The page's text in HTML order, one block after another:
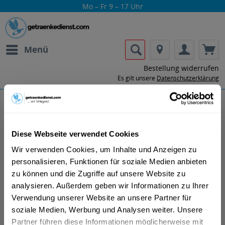
Diese Webseite verwendet Cookies
Wir verwenden Cookies, um Inhalte und Anzeigen zu
personalisieren, Funktionen für soziale Medien anbieten
zu können und die Zugriffe auf unsere Website zu
analysieren. Außerdem geben wir Informationen zu Ihrer
Verwendung unserer Website an unsere Partner für
soziale Medien, Werbung und Analysen weiter. Unsere
Partner führen diese Informationen möglicherweise mit
Mo – Fr 9 – 17 Uhr
Menü
Bestellung widerrufen
Es gilt unsere Datenschutzerklärung
Lass dir die Getränke von Gabriel Boudier
nach Hause oder ins Büro liefern.